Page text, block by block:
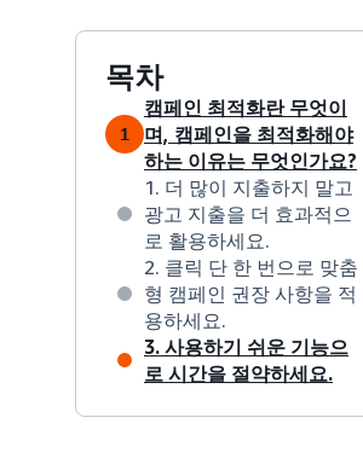
목차
1
캠페인 최적화란 무엇이
며, 캠페인을 최적화해야
하는 이유는 무엇인가요?
1. 더 많이 지출하지 말고
광고 지출을 더 효과적으
로 활용하세요.
2. 클릭 단 한 번으로 맞춤
형 캠페인 권장 사항을 적
용하세요.
3. 사용하기 쉬운 기능으
로 시간을 절약하세요.